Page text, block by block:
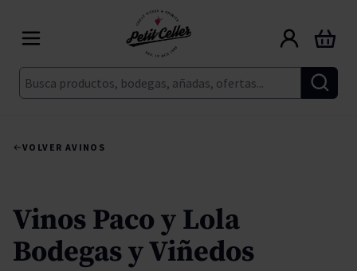
Buscar
Carrito
VOLVER AVINOS
Vinos Paco y Lola
Bodegas y Viñedos